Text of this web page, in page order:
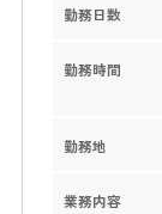
勤務日数
勤務時間
勤務地
業務内容